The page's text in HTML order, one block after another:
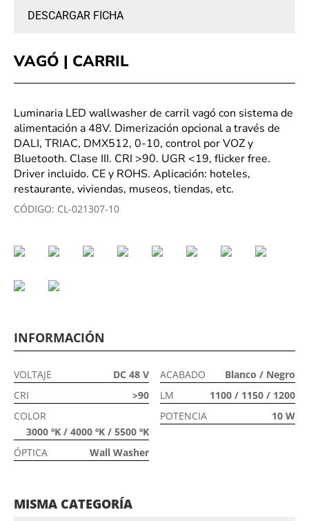
DESCARGAR FICHA
VAGÓ | CARRIL
Luminaria LED wallwasher de carril vagó con sistema de
alimentación a 48V. Dimerización opcional a través de
DALI, TRIAC, DMX512, 0-10, control por VOZ y
Bluetooth. Clase III. CRI >90. UGR <19, flicker free.
Driver incluido. CE y ROHS. Aplicación: hoteles,
restaurante, viviendas, museos, tiendas, etc.
CÓDIGO: CL-021307-10
INFORMACIÓN
VOLTAJE
DC 48 V
CRI
>90
COLOR
3000 ºK / 4000 ºK / 5500 ºK
ÓPTICA
Wall Washer
ACABADO
Blanco / Negro
LM
1100 / 1150 / 1200
POTENCIA
10 W
MISMA CATEGORÍA